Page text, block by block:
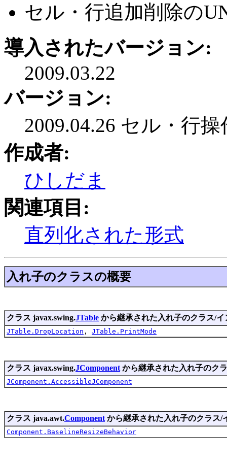
セル・行追加削除の
導入されたバージョン:
2009.03.22
バージョン:
2009.04.26 セル・行
作成者:
ひしだま
関連項目:
直列化された形式
入れ子のクラスの概要
クラス javax.swing.JTable から継承された入れ子のクラス/イ
JTable.DropLocation , JTable.PrintMode
クラス javax.swing.JComponent から継承された入れ子のク
JComponent.AccessibleJComponent
クラス java.awt.Component から継承された入れ子のクラス/
Component.BaselineResizeBehavior